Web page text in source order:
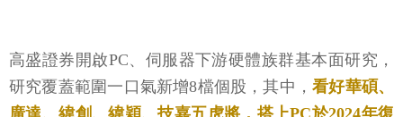
高盛證券開啟PC、伺服器下游硬體族群基本面研究，
研究覆蓋範圍一口氣新增8檔個股，其中，看好華碩、
廣達、緯創、緯穎、技嘉五虎將，搭上PC於2024年復